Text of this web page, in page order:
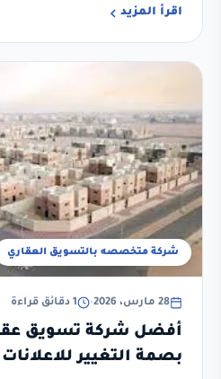
اقرأ المزيد
شركة متخصصه بالتسويق العقاري
28 مارس، 2026 • 1 دقائق قراءة
أفضل شركة تسويق
بصمة التغيير